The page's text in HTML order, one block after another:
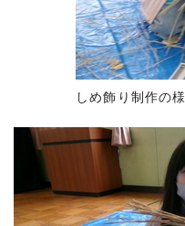
しめ飾り制作の